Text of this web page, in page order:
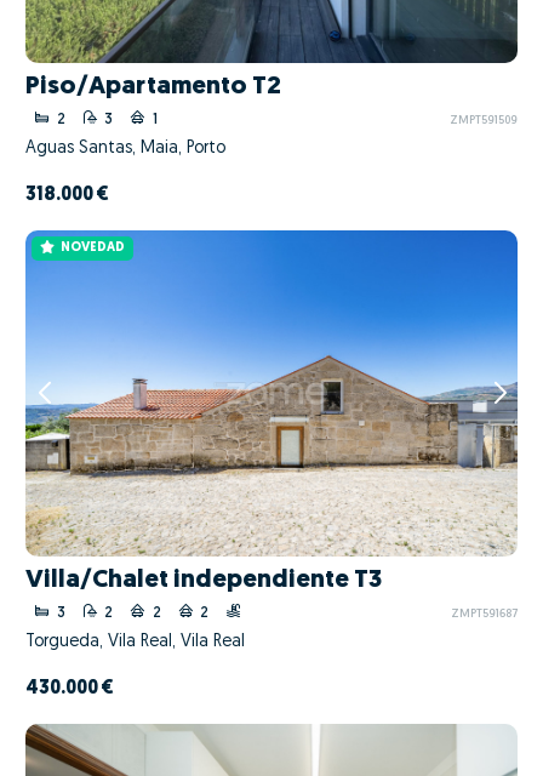
Piso/Apartamento T2
2 3 1 ZMPT591509
Águas Santas, Maia, Porto
318.000 €
NOVEDAD
Villa/Chalet independiente T3
3 2 2 2 ZMPT591687
Torgueda, Vila Real, Vila Real
430.000 €